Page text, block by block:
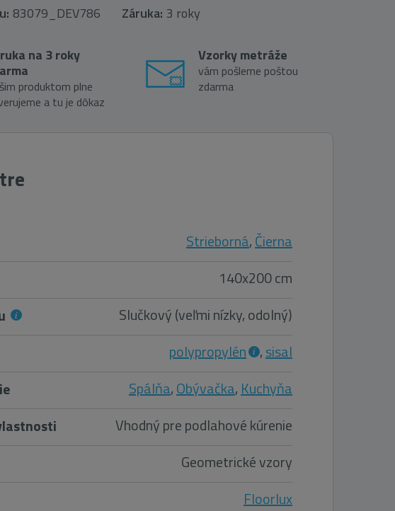
83079_DEV786 Záruka: 3 roky
na 3 roky
produktom plne
a tu je dôkaz
Vzorky metráže
vám pošleme poštou
zdarma
Strieborná,Čierna
140x200 cm
Slučkový (veľmi nízky, odolný)
polypropylén ,sisal
Spálňa,Obývačka,Kuchyňa
Vhodný pre podlahové kúrenie
Geometrické vzory
Floorlux